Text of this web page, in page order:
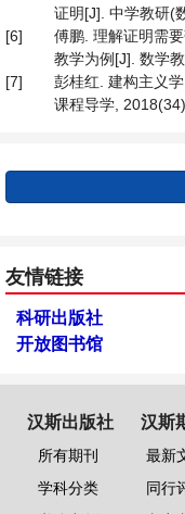
证明[J]. 中学教研(
[6]
傅鹏. 理解证明需
教学为例[J]. 数学
[7]
彭桂红. 建构主义
课程导学,
友情链接
科研出版社
开放图书馆
汉斯出版社
所有期刊
学科分类
汉斯
最新
同行